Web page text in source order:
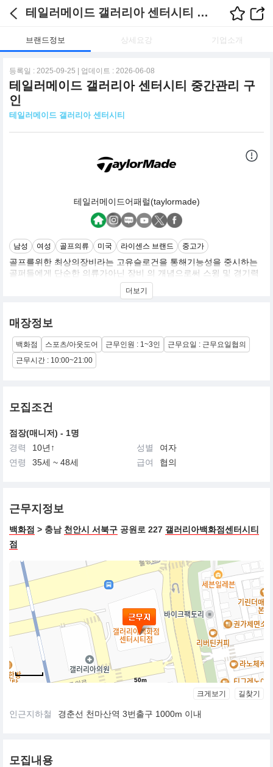
테일러메이드 갤러리아 센터시티 채용정보
브랜드정보 상세요강 기업소개
등록일 : 2025-09-25 | 업데이트 : 2026-06-08
테일러메이드 갤러리아 센터시티 중간관리 구
인
테일러메이드 갤러리아 센터시티
테일러메이드어패럴(taylormade)
남성 여성 골프의류 미국 라이센스 브랜드 중고가
골프를위한 최상의장비라는 고유슬로건을 통해기능성을 중시하는
골퍼들에게 단순한 의류가아닌 장비 의 개념으로써 스윙 및 경기력
을 향상시킬 수 있는 혁신적인 제품들을 제안하는 것이 테일러메이
더보기
매장정보
백화점 스포츠/아웃도어 근무인원 : 1~3인
근무요일 : 근무요일협의
근무시간 : 10:00~21:00
모집조건
점장(매니저) - 1명
경력
10년↑ 성별
여자
연령
35세 ~ 48세 급여 협의
근무지정보
백화점 > 충남 천안시 서북구 공원로 227 갤러리아백화점센터시티
점
50m
크게보기 길찾기
인근지하철 경춘선 천마산역 3번출구 1000m 이내
모집내용